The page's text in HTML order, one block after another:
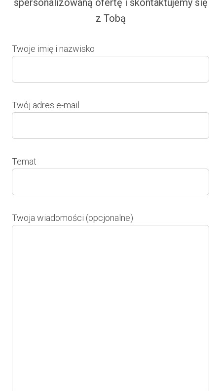
spersonalizowaną ofertę i skontaktujemy się
z Tobą
Twoje imię i nazwisko
Twój adres e-mail
Temat
Twoja wiadomości (opcjonalne)